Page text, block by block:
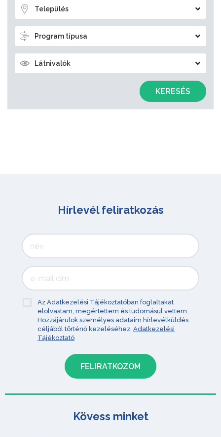
Település
Program típusa
Látnivalók
KERESÉS
Hírlevél feliratkozás
Az Adatkezelési Tájékoztatóban foglaltakat
elolvastam, megértettem és tudomásul vettem.
Hozzájárulok személyes adataim hírlevélküldés
céljából történő kezeléséhez. Adatkezelési
Tájékoztató
Kövess minket